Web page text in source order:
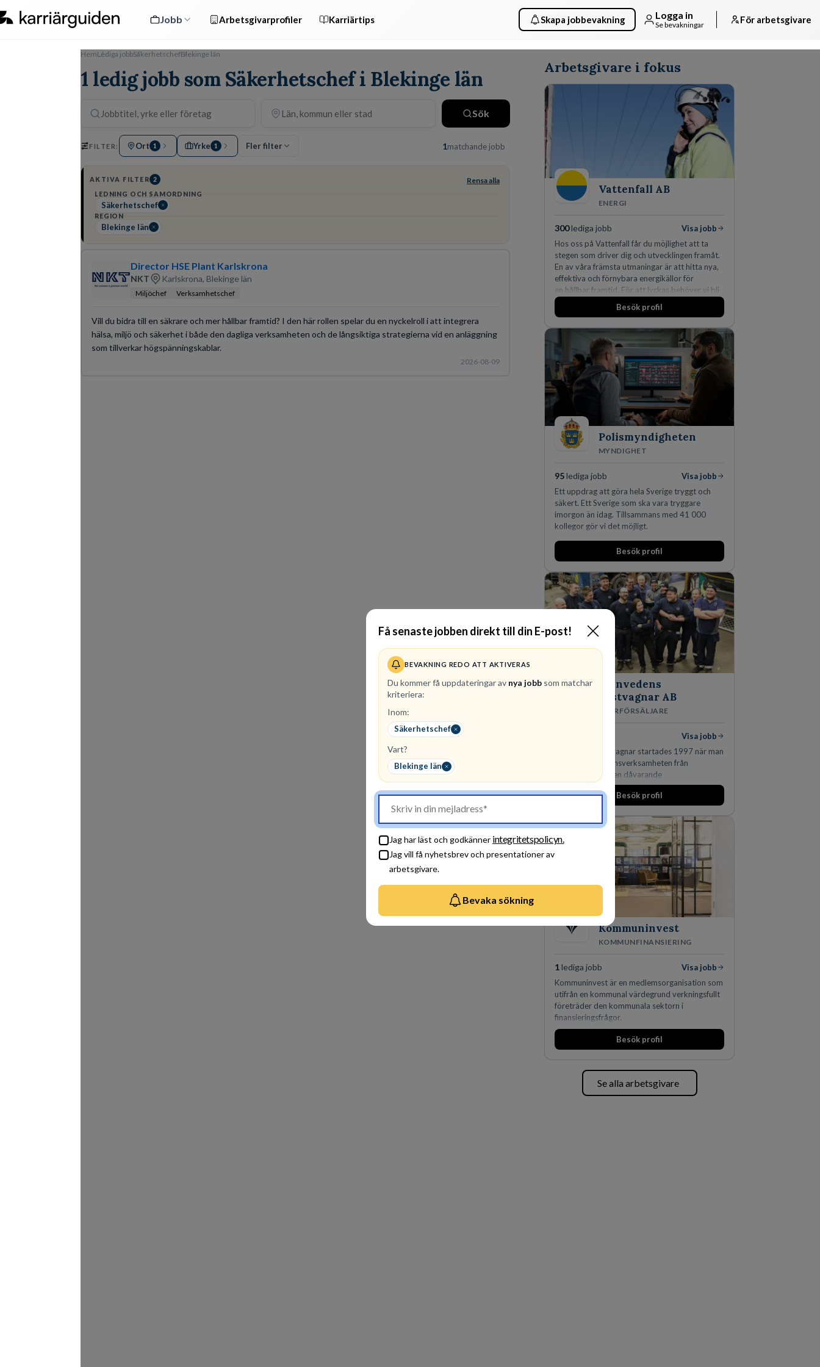
Jobb Arbetsgivarprofiler Karriärtips Skapa jobbevakning Logga in
Se bevakningar För arbetsgivare
Få senaste jobben direkt till din E-post!
BEVAKNING REDO ATT AKTIVERAS
Du kommer få uppdateringar av nya jobb som matchar
kriteriera:
Inom:
Säkerhetschef
Vart?
Blekinge län
Jag har läst och godkänner integritetspolicyn.
Jag vill få nyhetsbrev och presentationer av
arbetsgivare.
Bevaka sökning
HemLediga jobbSäkerhetschefBlekinge län
1 ledig jobb som Säkerhetschef i Blekinge län
Sök
FILTER: Ort 1 Yrke 1 Fler filter 1matchande jobb
AKTIVA FILTER 2 Rensa alla
LEDNING OCH SAMORDNING
Säkerhetschef
REGION
Blekinge län
Director HSE Plant Karlskrona
NKT Karlskrona, Blekinge län
Miljöchef Verksamhetschef
Vill du bidra till en säkrare och mer hållbar framtid? I den här rollen spelar du en nyckelroll i att integrera
hälsa, miljö och säkerhet i både den dagliga verksamheten och de långsiktiga strategierna vid en anläggning
som tillverkar högspänningskablar.
2026-08-09
Arbetsgivare i fokus
Vattenfall AB
ENERGI
300lediga jobb
Visa jobb
Hos oss på Vattenfall får du möjlighet att ta
stegen som driver dig och utvecklingen framåt.
En av våra främsta utmaningar är att hitta nya,
effektiva och förnybara energikällor för
en hållbar framtid. För att lyckas behöver vi bli
fler medarbetare som vill göra skillnad.
Besök profil
Polismyndigheten
MYNDIGHET
95lediga jobb
Visa jobb
Ett uppdrag att göra hela Sverige tryggt och
säkert. Ett Sverige som ska vara tryggare
imorgon än idag. Tillsammans med 41 000
kollegor gör vi det möjligt.
Besök profil
Finnvedens
Lastvagnar AB
ÅTERFÖRSÄLJARE
Visa jobb
Finnvedens Lastvagnar startades 1997 när man
särskilde lastvagnsverksamheten från
personbilar på den dåvarande
huvudanläggningen i Värnamo. Sedan dess har
man expanderat kraftigt genom ett antal
den största privata återförsäljaren av Volvo
Lastvagnar och finns representerade på 20
orter i södra Sverige.
Besök profil
Kommuninvest
KOMMUNFINANSIERING
1 lediga jobb
Visa jobb
Kommuninvest är en medlemsorganisation som
utifrån en kommunal värdegrund verkningsfullt
företräder den kommunala sektorn i
finansieringsfrågor.
Besök profil
Se alla arbetsgivare